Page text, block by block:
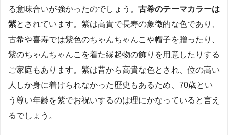
る意味合いが強かったのでしょう。 古希のテーマカラーは
紫とされています。紫は高貴で長寿の象徴的な色であり、
古希や喜寿では紫色のちゃんちゃんこや帽子を贈ったり、
紫のちゃんちゃんこを着た縁起物の飾りを用意したりする
ご家庭もあります。紫は昔から高貴な色とされ、位の高い
人しか身に着けられなかった歴史もあるため、70歳とい
う尊い年齢を紫でお祝いするのは理にかなっていると言え
るでしょう。